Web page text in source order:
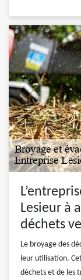
Lesieur à
déchets
Le broyage des
leur utilisation.
déchets et de les